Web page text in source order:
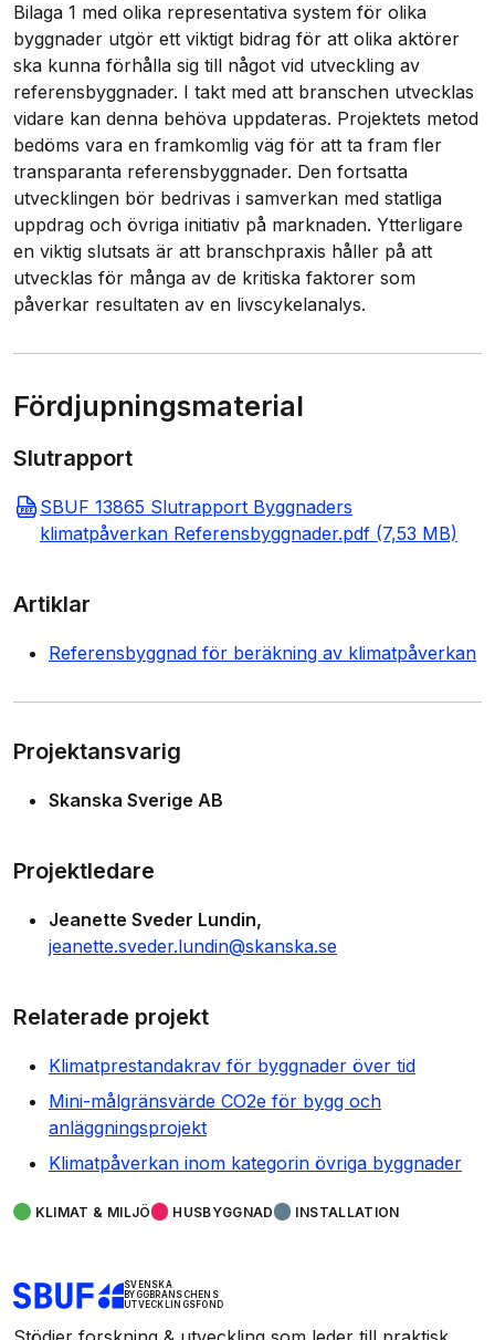
Bilaga 1 med olika representativa system för olika
byggnader utgör ett viktigt bidrag för att olika aktörer
ska kunna förhålla sig till något vid utveckling av
referensbyggnader. I takt med att branschen utvecklas
vidare kan denna behöva uppdateras. Projektets metod
bedöms vara en framkomlig väg för att ta fram fler
transparanta referensbyggnader. Den fortsatta
utvecklingen bör bedrivas i samverkan med statliga
uppdrag och övriga initiativ på marknaden. Ytterligare
en viktig slutsats är att branschpraxis håller på att
utvecklas för många av de kritiska faktorer som
påverkar resultaten av en livscykelanalys.
Fördjupningsmaterial
Slutrapport
SBUF 13865 Slutrapport Byggnaders
klimatpåverkan Referensbyggnader.pdf (7,53 MB)
Artiklar
Referensbyggnad för beräkning av klimatpåverkan
Projektansvarig
Skanska Sverige AB
Projektledare
Jeanette Sveder Lundin
jeanette.sveder.lundin@skanska.se
Relaterade projekt
Klimatprestandakrav för byggnader över tid
Mini-målgränsvärde CO2e för bygg och
anläggningsprojekt
Klimatpåverkan inom kategorin övriga byggnader
KLIMAT & MILJÖ HUSBYGGNAD INSTALLATION
SVENSKA
BYGGBRANSCHENS
UTVECKLINGSFOND